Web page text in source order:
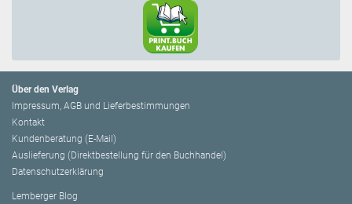
Über den Verlag
Impressum, AGB und Lieferbestimmungen
Kontakt
Kundenberatung (E-Mail)
Auslieferung (Direktbestellung für den Buchhandel)
Datenschutzerklärung
Lemberger Blog